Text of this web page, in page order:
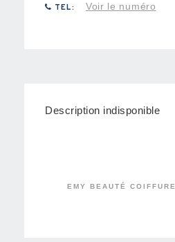
TEL: Voir le numéro
Description indisponible
EMY BEAUTÉ COIFFURE